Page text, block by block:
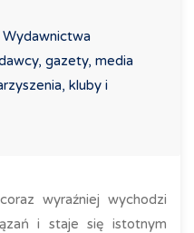
gazety, media
kluby i
wyraźniej wychodzi
i staje się istotnym